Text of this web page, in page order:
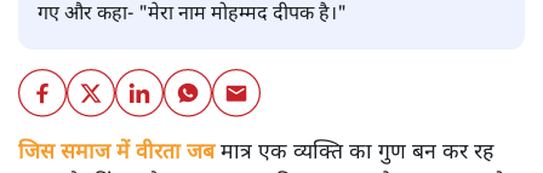
गए और कहा- "मेरा नाम मोहम्मद दीपक है।"
जिस समाज में वीरता जबमात्र एक व्यक्ति का गुण बन कर रह